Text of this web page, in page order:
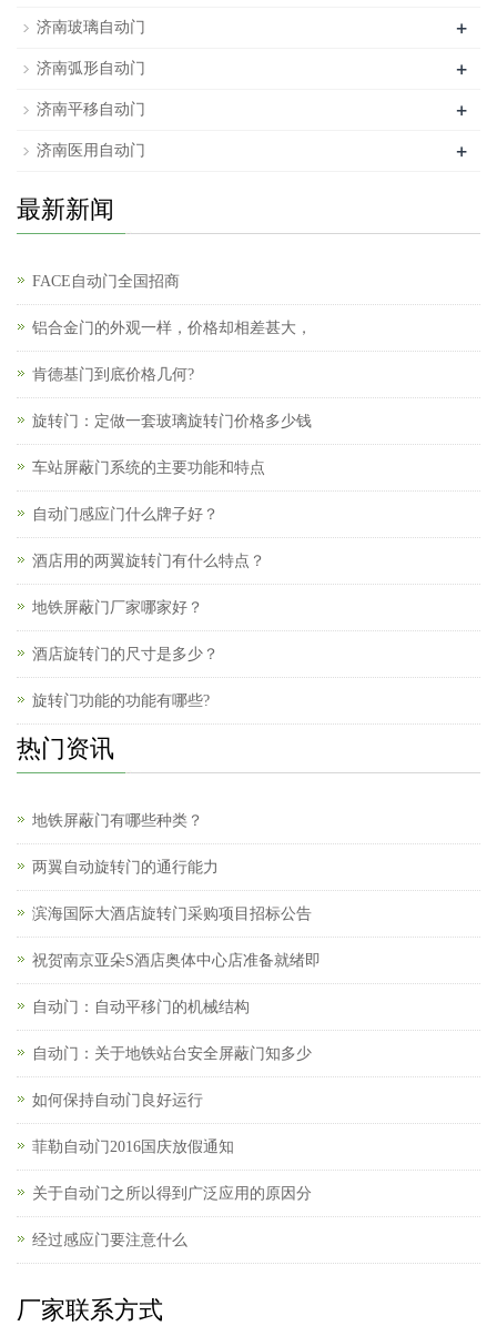
济南玻璃自动门 +
济南弧形自动门 +
济南平移自动门 +
济南医用自动门 +
最新新闻
FACE自动门全国招商
铝合金门的外观一样，价格却相差甚大，
肯德基门到底价格几何?
旋转门：定做一套玻璃旋转门价格多少钱
车站屏蔽门系统的主要功能和特点
自动门感应门什么牌子好？
酒店用的两翼旋转门有什么特点？
地铁屏蔽门厂家哪家好？
酒店旋转门的尺寸是多少？
旋转门功能的功能有哪些?
热门资讯
地铁屏蔽门有哪些种类？
两翼自动旋转门的通行能力
滨海国际大酒店旋转门采购项目招标公告
祝贺南京亚朵S酒店奥体中心店准备就绪即
自动门：自动平移门的机械结构
自动门：关于地铁站台安全屏蔽门知多少
如何保持自动门良好运行
菲勒自动门2016国庆放假通知
关于自动门之所以得到广泛应用的原因分
经过感应门要注意什么
厂家联系方式